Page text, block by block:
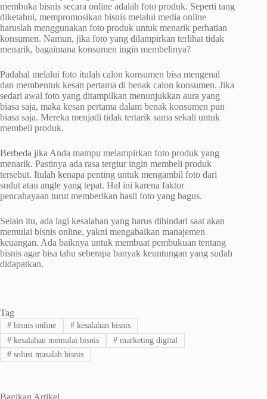
membuka bisnis secara online adalah foto produk. Seperti tang
diketahui, mempromosikan bisnis melalui media online
haruslah menggunakan foto produk untuk menarik perhatian
konsumen. Namun, jika foto yang dilampirkan terlihat tidak
menarik, bagaimana konsumen ingin membelinya?
Padahal melalui foto itulah calon konsumen bisa mengenal
dan membentuk kesan pertama di benak calon konsumen. Jika
sedari awal foto yang ditampilkan menunjukkan aura yang
biasa saja, maka kesan pertama dalam benak konsumen pun
biasa saja. Mereka menjadi tidak tertarik sama sekali untuk
membeli produk.
Berbeda jika Anda mampu melampirkan foto produk yang
menarik. Pastinya ada rasa tergiur ingin membeli produk
tersebut. Itulah kenapa penting untuk mengambil foto dari
sudut atau angle yang tepat. Hal ini karena faktor
pencahayaan turut memberikan hasil foto yang bagus.
Selain itu, ada lagi kesalahan yang harus dihindari saat akan
memulai bisnis online, yakni mengabaikan manajemen
keuangan. Ada baiknya untuk membuat pembukuan tentang
bisnis agar bisa tahu seberapa banyak keuntungan yang sudah
didapatkan.
Tag
#bisnis online #kesalahan bisnis
#kesalahan memulai bisnis #marketing digital
#solusi masalah bisnis